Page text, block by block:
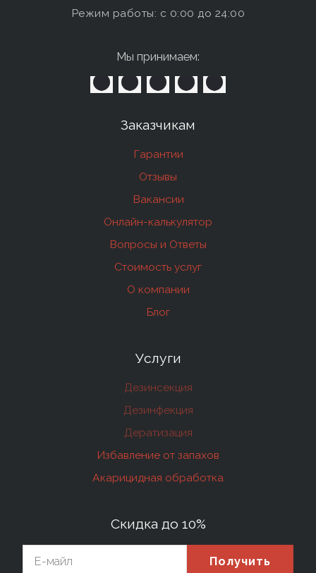
Режим работы: c 0:00 до 24:00
Мы принимаем:
Заказчикам
Гарантии
Отзывы
Вакансии
Онлайн-калькулятор
Вопросы и Ответы
Стоимость услуг
О компании
Блог
Услуги
Дезинсекция
Дезинфекция
Дератизация
Избавление от запахов
Акарицидная обработка
Скидка до 10%
Получить